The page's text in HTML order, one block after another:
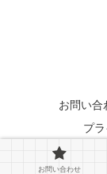
お問い合
プ
お問い合わせ